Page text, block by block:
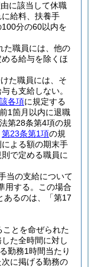
に該当して休職
給料、扶養手
分の60以内を
た職員には、他の
める給与を除くほ
た職員には、そ
も支給しない。
各項に規定する
1箇月以内に退職
第28条第4項の規
第23条第1項の規
による額の期末手
で定める職員に
当の支給について
用する。
この場合
あるのは、「第17
とを命ぜられた
た全時間に対し
勤務1時間当たり
に掲げる勤務の